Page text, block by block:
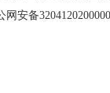
网安备